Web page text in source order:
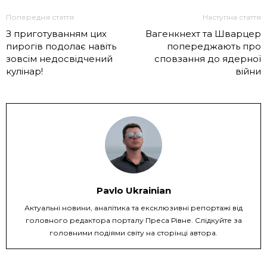
Попередня стаття
З приготуванням цих
пирогів подолає навіть
зовсім недосвідчений
кулінар!
Наступна стаття
Вагенкнехт та Шварцер
попереджають про
сповзання до ядерної
війни
Pavlo Ukrainian
Актуальні новини, аналітика та ексклюзивні репортажі від
головного редактора порталу Преса Рівне. Слідкуйте за
головними подіями світу на сторінці автора.